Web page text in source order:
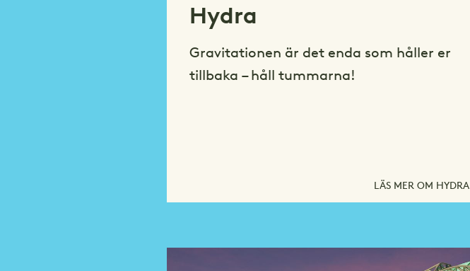
Hydra
Gravitationen är det enda som håller er
tillbaka – håll tummarna!
LÄS MER OM HYDRA